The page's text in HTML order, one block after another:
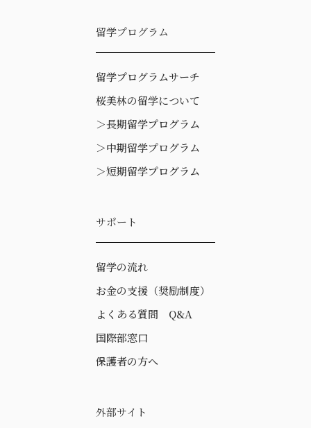
留学プログラム
留学プログラムサーチ
桜美林の留学について
＞長期留学プログラム
＞中期留学プログラム
＞短期留学プログラム
サポート
留学の流れ
お金の支援（奨励制度）
よくある質問 Q&A
国際部窓口
保護者の方へ
外部サイト